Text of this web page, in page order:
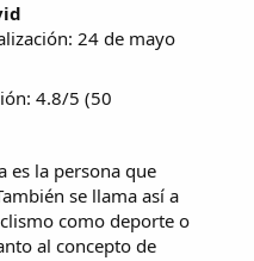
24 de mayo
4.8/5 (50
es la persona que
se llama así a
como deporte o
al concepto de